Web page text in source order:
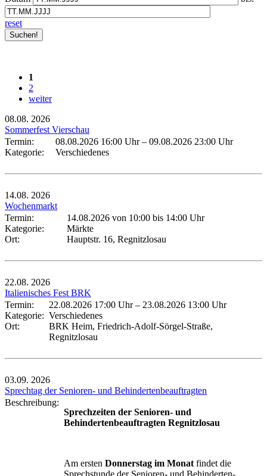
reset
1
2
weiter
08.08. 2026
Sommerfest Vierschau
Termin:
08.08.2026 16:00 Uhr– 09.08.2026 23:00 Uhr
Kategorie:
Verschiedenes
14.08. 2026
Wochenmarkt
Termin:
14.08.2026 von 10:00 bis 14:00 Uhr
Kategorie:
Märkte
Ort:
Hauptstr. 16, Regnitzlosau
22.08. 2026
Italienisches Fest BRK
Termin:
22.08.2026 17:00 Uhr– 23.08.2026 13:00 Uhr
Kategorie: Verschiedenes
Ort:
BRK Heim, Friedrich-Adolf-Sörgel-Straße,
Regnitzlosau
03.09. 2026
Sprechtag der Senioren- und Behindertenbeauftragten
Beschreibung:
Sprechzeiten der Senioren- und
Behindertenbeauftragten Regnitzlosau
Am ersten Donnerstag im Monat findet die
Sprechstunde der Senioren- und Behinderten-